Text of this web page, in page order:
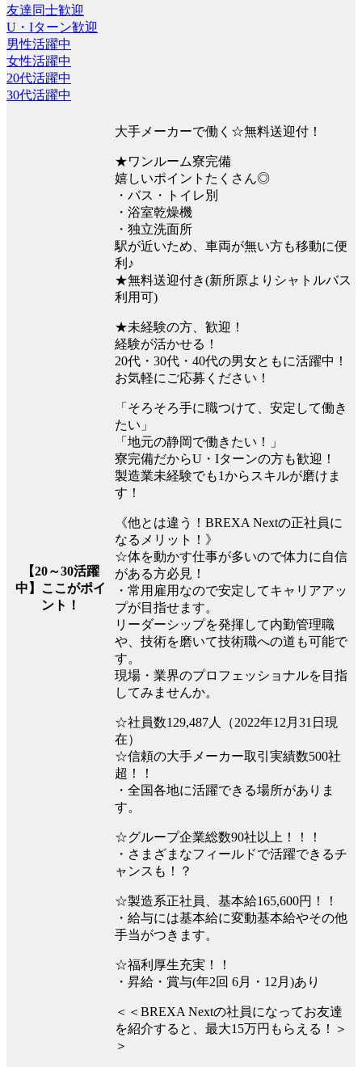
友達同士歓迎
U・Iターン歓迎
男性活躍中
女性活躍中
20代活躍中
30代活躍中
【20～30活躍
中】ここがポイ
ント！
大手メーカーで働く☆無料送迎付！
★ワンルーム寮完備
嬉しいポイントたくさん◎
・バス・トイレ別
・浴室乾燥機
・独立洗面所
駅が近いため、車両が無い方も移動に便
利♪
★無料送迎付き(新所原よりシャトルバス
利用可)
★未経験の方、歓迎！
経験が活かせる！
20代・30代・40代の男女ともに活躍中！
お気軽にご応募ください！
「そろそろ手に職つけて、安定して働き
たい」
「地元の静岡で働きたい！」
寮完備だからU・Iターンの方も歓迎！
製造業未経験でも1からスキルが磨けま
す！
《他とは違う！BREXA Nextの正社員に
なるメリット！》
☆体を動かす仕事が多いので体力に自信
がある方必見！
・常用雇用なので安定してキャリアアッ
プが目指せます。
リーダーシップを発揮して内勤管理職
や、技術を磨いて技術職への道も可能で
す。
現場・業界のプロフェッショナルを目指
してみませんか。
☆社員数129,487人（2022年12月31日現
在）
☆信頼の大手メーカー取引実績数500社
超！！
・全国各地に活躍できる場所がありま
す。
☆グループ企業総数90社以上！！！
・さまざまなフィールドで活躍できるチ
ャンスも！？
☆製造系正社員、基本給165,600円！！
・給与には基本給に変動基本給やその他
手当がつきます。
☆福利厚生充実！！
・昇給・賞与(年2回 6月・12月)あり
＜＜BREXA Nextの社員になってお友達
を紹介すると、最大15万円もらえる！＞
＞